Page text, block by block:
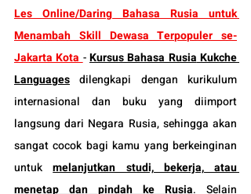
Les Online/Daring Bahasa Rusia untuk
Menambah Skill Dewasa Terpopuler se-
Jakarta Kota - Kursus Bahasa Rusia Kukche
Languages dilengkapi dengan kurikulum
internasional dan buku yang diimport
langsung dari Negara Rusia, sehingga akan
sangat cocok bagi kamu yang berkeinginan
untuk melanjutkan studi, bekerja, atau
menetap dan pindah ke Rusia. Selain